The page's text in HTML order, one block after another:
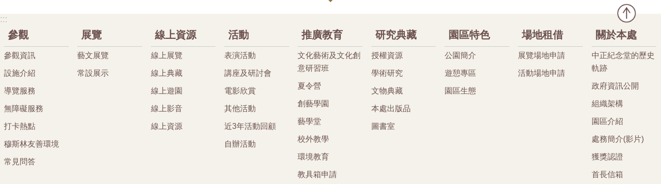
:::
參觀
參觀資訊
設施介紹
導覽服務
無障礙服務
打卡熱點
穆斯林友善環境
常見問答
展覽
藝文展覽
常設展示
線上資源
線上展覽
線上典藏
線上遊園
線上影音
線上資源
活動
表演活動
講座及研討會
電影欣賞
其他活動
近3年活動回顧
自辦活動
推廣教育
文化藝術及文化創
意研習班
夏令營
創藝學園
藝學堂
校外教學
環境教育
教具箱申請
研究典藏
授權資源
學術研究
文物典藏
本處出版品
圖書室
園區特色
公園簡介
遊憩專區
園區生態
場地租借
展覽場地申請
活動場地申請
關於本處
中正紀念堂的歷史
軌跡
政府資訊公開
組織架構
園區介紹
處務簡介(影片)
獲獎認證
首長信箱